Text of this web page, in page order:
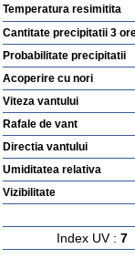
Temperatura resimitita
Cantitate precipitatii 3
Probabilitate precipitatii
Acoperire cu nori
Viteza vantului
Rafale de vant
Directia vantului
Umiditatea relativa
Vizibilitate
Index UV : 7